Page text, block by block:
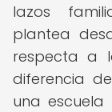
lazos
plantea
respecta a
diferencia
una escuela